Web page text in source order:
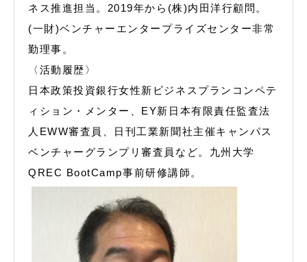
ネス推進担当。2019年から(株)内田洋行顧問。
(一財)ベンチャーエンタープライズセンター非常
勤理事。
〈活動履歴〉
日本政策投資銀行女性新ビジネスプランコンペテ
ィション・メンター、EY新日本有限責任監査法
人EWW審査員、日刊工業新聞社主催キャンパス
ベンチャーグランプリ審査員など。九州大学
QREC BootCamp事前研修講師。